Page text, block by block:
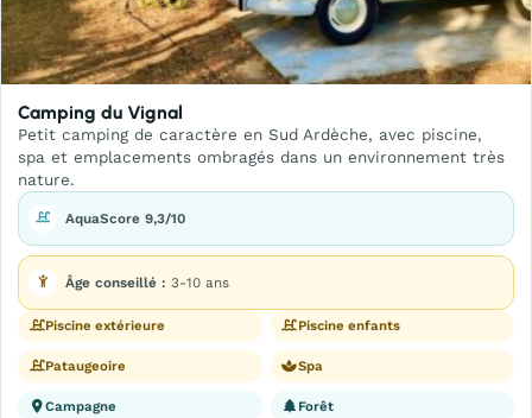
Camping du Vignal
Petit camping de caractère en Sud Ardèche, avec piscine,
spa et emplacements ombragés dans un environnement très
nature.
AquaScore 9,3/10
Âge conseillé : 3-10 ans
Piscine extérieure Piscine enfants
Pataugeoire Spa
Campagne Forêt